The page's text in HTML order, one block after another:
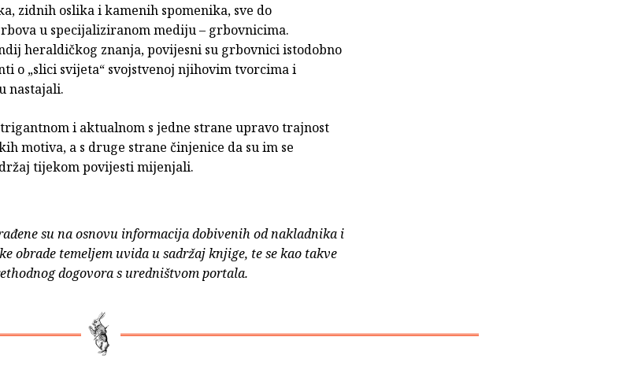
zidnih oslika i kamenih spomenika, sve do
u specijaliziranom mediju – grbovnicima.
heraldičkog znanja, povijesni su grbovnici istodobno
o „slici svijeta“ svojstvenoj njihovim tvorcima i
nastajali.
i aktualnom s jedne strane upravo trajnost
motiva, a s druge strane činjenice da su im se
tijekom povijesti mijenjali.
su na osnovu informacija dobivenih od nakladnika i
obrade temeljem uvida u sadržaj knjige, te se kao takve
dogovora s uredništvom portala.